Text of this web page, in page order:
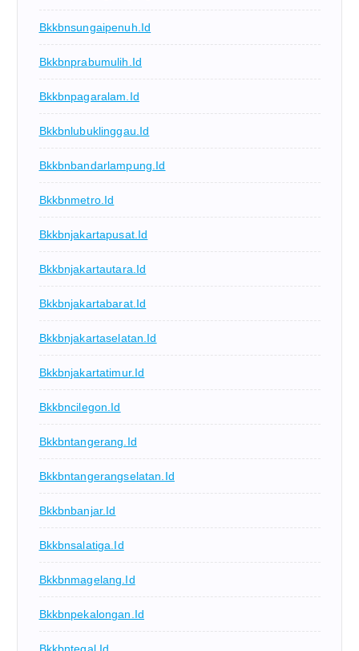
Bkkbnsungaipenuh.id
Bkkbnprabumulih.id
Bkkbnpagaralam.id
Bkkbnlubuklinggau.id
Bkkbnbandarlampung.id
Bkkbnmetro.id
Bkkbnjakartapusat.id
Bkkbnjakartautara.id
Bkkbnjakartabarat.id
Bkkbnjakartaselatan.id
Bkkbnjakartatimur.id
Bkkbncilegon.id
Bkkbntangerang.id
Bkkbntangerangselatan.id
Bkkbnbanjar.id
Bkkbnsalatiga.id
Bkkbnmagelang.id
Bkkbnpekalongan.id